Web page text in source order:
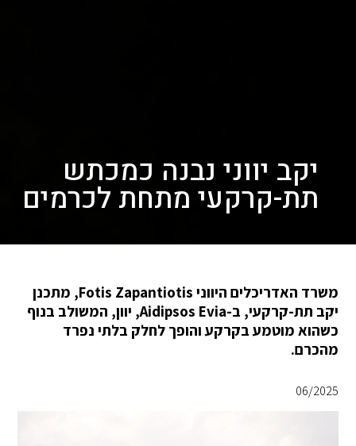
יקב יווני נבנה כמכתש
תת-קרקעי מתחת לכרמים
משרד האדריכלים היווני Fotis Zapantiotis, מתכנן
יקב תת-קרקעי, ב-Aidipsos Evia, יוון, המשולב בנוף
כשהוא מוטמע בקרקע והופך לחלק בלתי נפרד
מהכרם.
06/2025